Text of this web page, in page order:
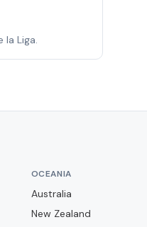
la Liga.
OCEANIA
Australia
New Zealand